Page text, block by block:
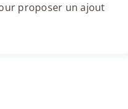
proposer un ajout